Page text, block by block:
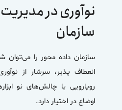
نوآوری در
سازمان
سازمان داده محور را می‌توان
انعطاف پذیر، سرشار از
رویارویی با چالش‌های نو
اوضاع در اختیار دارد.